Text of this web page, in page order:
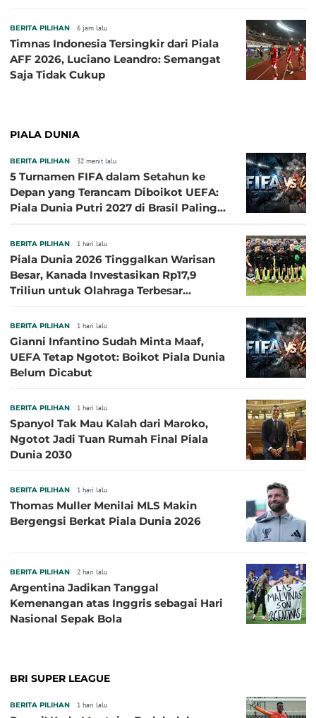
BERITA PILIHAN 6 jam lalu
Timnas Indonesia Tersingkir dari Piala
AFF 2026, Luciano Leandro: Semangat
Saja Tidak Cukup
PIALA DUNIA
BERITA PILIHAN 32 menit lalu
5 Turnamen FIFA dalam Setahun ke
Depan yang Terancam Diboikot UEFA:
Piala Dunia Putri 2027 di Brasil Paling
BERITA PILIHAN 1 hari lalu
Piala Dunia 2026 Tinggalkan Warisan
Besar, Kanada Investasikan Rp17,9
Triliun untuk Olahraga Terbesar
BERITA PILIHAN 1 hari lalu
Gianni Infantino Sudah Minta Maaf,
UEFA Tetap Ngotot: Boikot Piala Dunia
Belum Dicabut
BERITA PILIHAN 1 hari lalu
Spanyol Tak Mau Kalah dari Maroko,
Ngotot Jadi Tuan Rumah Final Piala
Dunia 2030
BERITA PILIHAN 1 hari lalu
Thomas Muller Menilai MLS Makin
Bergengsi Berkat Piala Dunia 2026
BERITA PILIHAN 2 hari lalu
Argentina Jadikan Tanggal
Kemenangan atas Inggris sebagai Hari
Nasional Sepak Bola
BRI SUPER LEAGUE
BERITA PILIHAN 1 hari lalu